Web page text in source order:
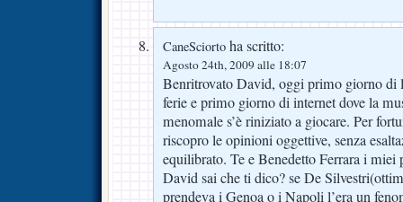
CaneSciorto ha scritto:
Agosto 24th, 2009 alle 18:07
Benritrovato David, oggi primo giorno di
ferie e primo giorno di internet dove la
menomale s’è riniziato a giocare. Per
riscopro le opinioni oggettive, senza
equilibrato. Te e Benedetto Ferrara i
David sai che ti dico? se De
prendeva i Genoa o i Napoli l’era un